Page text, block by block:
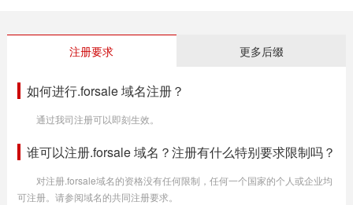
注册要求 更多后缀
如何进行.forsale 域名注册？
通过我司注册可以即刻生效。
谁可以注册.forsale 域名？注册有什么特别要求限制吗？
对注册.forsale域名的资格没有任何限制，任何一个国家的个人或企业均
可注册。请参阅域名的共同注册要求。